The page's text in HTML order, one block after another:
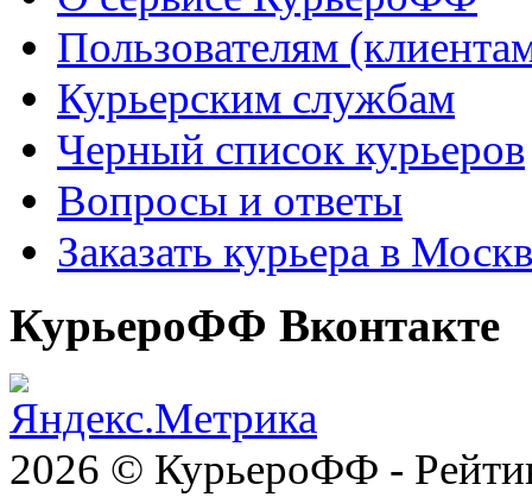
Пользователям
Курьерским службам
Черный список курьеров
Вопросы и ответы
Заказать курьера в
КурьероФФ Вконтакте
2026 © КурьероФФ -